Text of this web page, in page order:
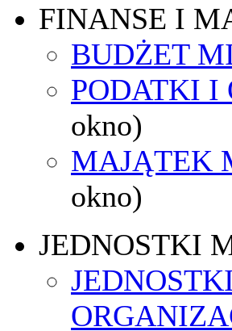
FINANSE I
BUDŻET
PODATKI I
okno)
MAJĄTEK
okno)
JEDNOSTKI